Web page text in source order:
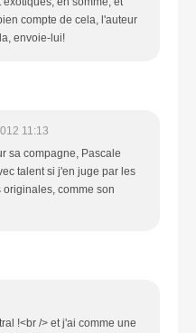
compte de cela, l'auteur
envoie-lui!
11:13
sa compagne, Pascale
talent si j'en juge par les
comme son
!<br /> et j'ai comme une